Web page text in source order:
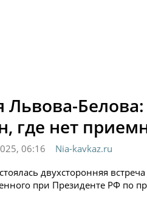
Львова-
где нет
06:16
Nia-kavkaz.ru
двухсторонняя
при Президенте РФ по